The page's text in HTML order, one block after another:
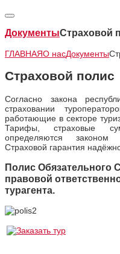
ДокументыСтраховой
ГЛАВНАЯО насДокументы
Страховой полис
Согласно закона
страховании
работающие в секторе
Тарифы, страховые
определяются законом
Страховой гарантия
Полис Обязательного
правовой
турагента.